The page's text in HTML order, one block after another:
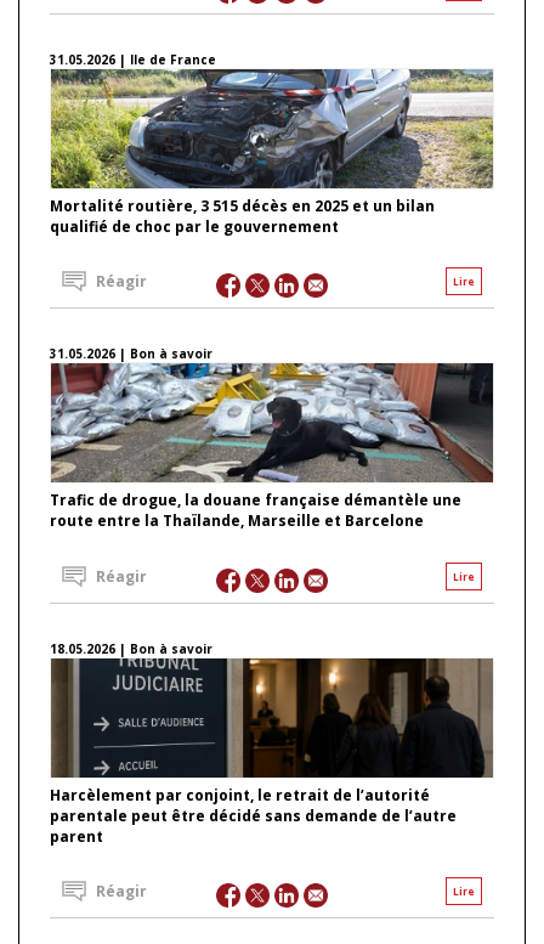
31.05.2026 | Ile de France
Mortalité routière, 3 515 décès en 2025 et un bilan
qualifié de choc par le gouvernement
Lire
Réagir
31.05.2026 | Bon à savoir
Trafic de drogue, la douane française démantèle une
route entre la Thaïlande, Marseille et Barcelone
Lire
Réagir
18.05.2026 | Bon à savoir
Harcèlement par conjoint, le retrait de l’autorité
parentale peut être décidé sans demande de l’autre
parent
Lire
Réagir